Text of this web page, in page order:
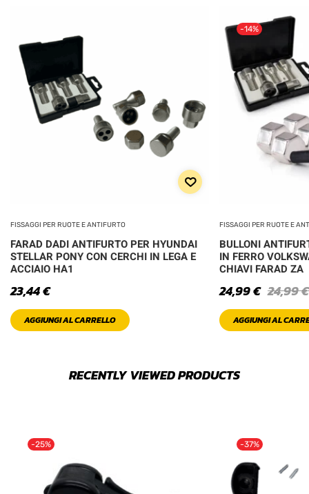
FISSAGGI PER RUOTE E ANTIFURTO
FARAD DADI ANTIFURTO PER HYUNDAI
STELLAR PONY CON CERCHI IN LEGA E
ACCIAIO HA1
23,44€
AGGIUNGI AL CARRELLO
-14%
FISSAGGI PER RUOTE E
BULLONI
IN FERRO
CHIAVI FARAD ZA
24,99€
24,99€
AGGIUNGI AL
RECENTLY VIEWED PRODUCTS
-25% -37%